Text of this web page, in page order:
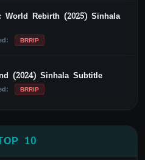
World Rebirth (2025) Sinhala
BRRIP
(2024) Sinhala Subtitle
BRRIP
10